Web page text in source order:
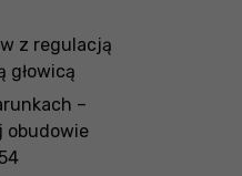
z regulacją
głowicą
–
obudowie